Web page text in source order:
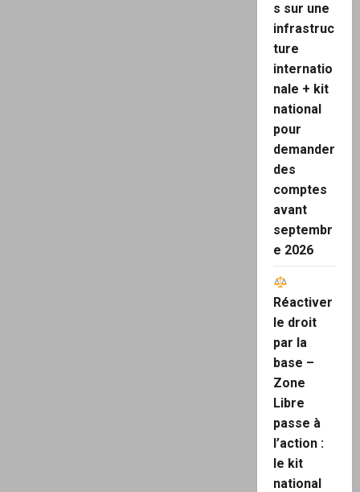
s sur une
infrastruc
ture
internatio
nale + kit
national
pour
demander
des
comptes
avant
septembr
e 2026
Réactiver
le droit
par la
base –
Zone
Libre
passe à
l’action :
le kit
national